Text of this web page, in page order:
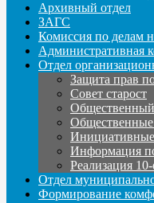
Архивный отдел
ЗАГС
Комиссия по делам
Административная
Отдел
Защита прав
Совет старост
Общественный
Общественные
Информация
Реализация 10-
Отдел
Формирование